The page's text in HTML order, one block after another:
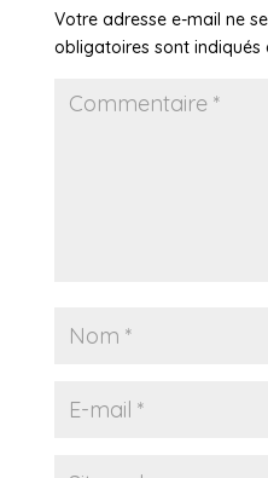
Votre adresse e-mail ne
obligatoires sont indiqués